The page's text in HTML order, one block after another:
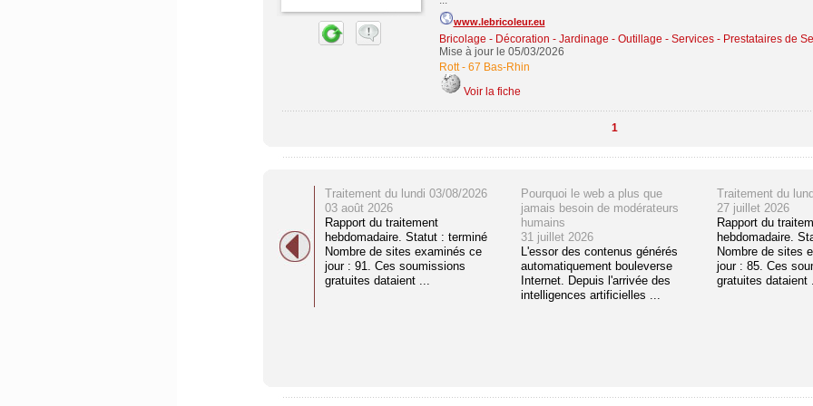
www.lebricoleur.eu
Bricolage - Décoration - Jardinage - Outillage - Services - Prestataires de
Mise à jour le 05/03/2026
Rott- 67 Bas-Rhin
Voir la fiche
1
Traitement du lundi 03/08/2026
03 août 2026
Rapport du traitement
hebdomadaire. Statut : terminé
Nombre de sites examinés ce
jour : 91. Ces soumissions
gratuites dataient ...
Pourquoi le web a plus que
jamais besoin de modérateurs
humains
31 juillet 2026
L'essor des contenus générés
automatiquement bouleverse
Internet. Depuis l'arrivée des
intelligences artificielles ...
Traitement du
27 juillet 2026
Rapport du
hebdomadaire.
Nombre de sites
jour : 85. Ces
gratuites dataient